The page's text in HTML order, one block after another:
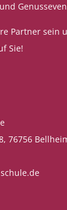
Partner sein
Sie!
76756